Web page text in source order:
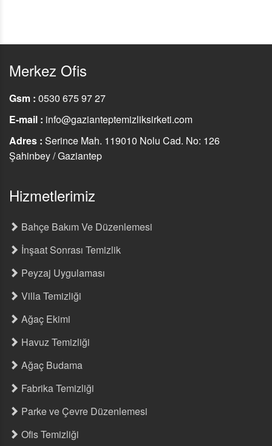
Merkez Ofis
Gsm : 0530 675 97 27
E-mail : info@gazianteptemizliksirketi.com
Adres : Serince Mah. 119010 Nolu Cad. No: 126
Şahinbey / Gaziantep
Hizmetlerimiz
Bahçe Bakım Ve Düzenlemesi
İnşaat Sonrası Temizlik
Peyzaj Uygulaması
Villa Temizliği
Ağaç Ekimi
Havuz Temizliği
Ağaç Budama
Fabrika Temizliği
Parke ve Çevre Düzenlemesi
Ofis Temizliği